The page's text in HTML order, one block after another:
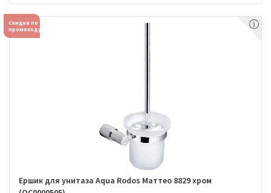
Скидка по
промокоду
Ершик для унитаза Aqua Rodos Маттео 8829 хром